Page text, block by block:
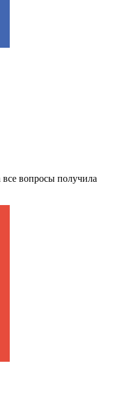
вопросы получила